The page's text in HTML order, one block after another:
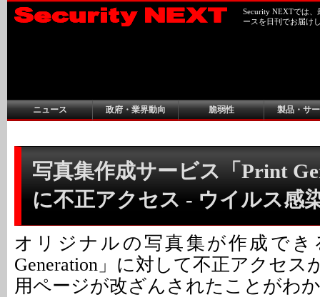
Security NEXTでは
ースを日刊でお届け
ニュース 政府・業界動向 脆弱性 製品・サ
写真集作成サービス「Print
に不正アクセス - ウイルス感
オリジナルの写真集が作成でき
Generation」に対して不正アクセス
用ページが改ざんされたことがわ